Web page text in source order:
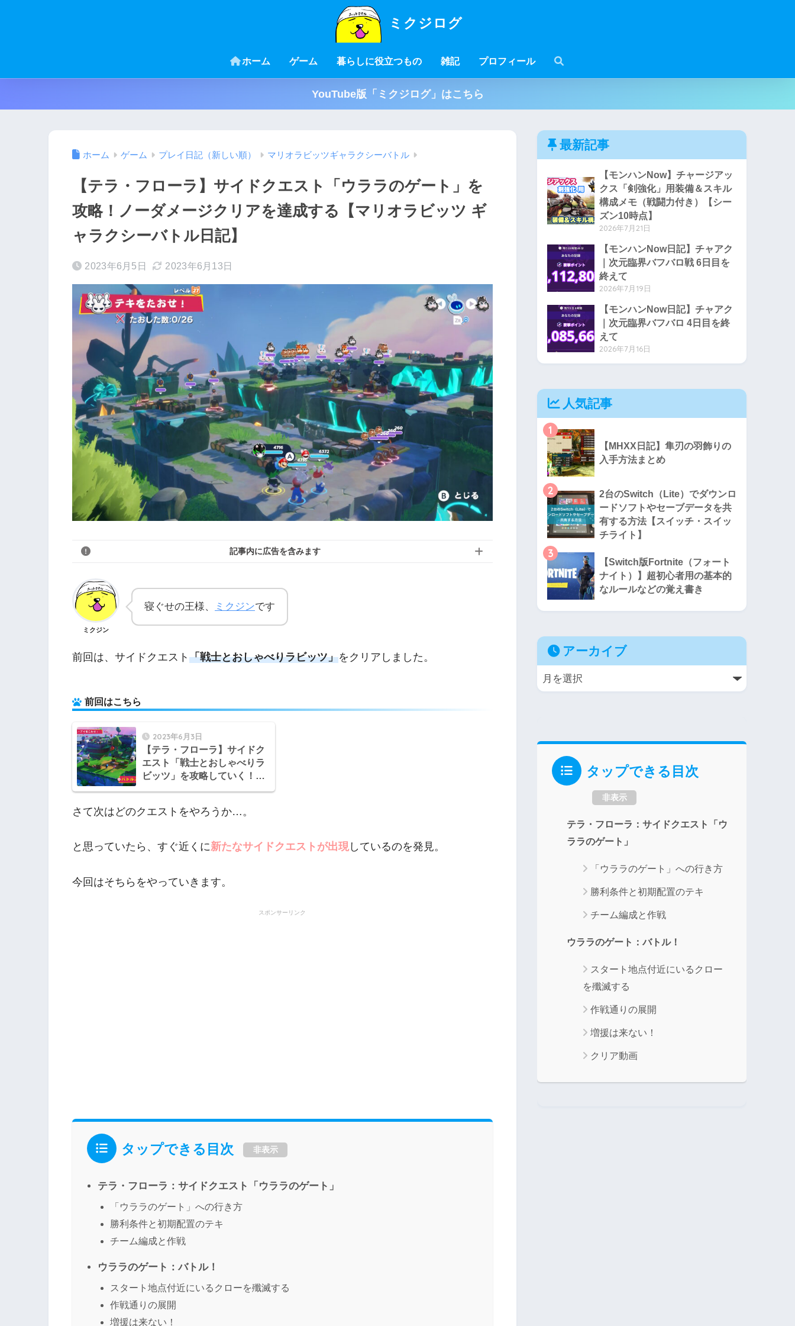
ミクジログ
ホーム ゲーム 暮らしに役立つもの 雑記 プロフィール
YouTube版「ミクジログ」はこちら
ホーム ゲーム プレイ日記（新しい順） マリオラビッツギャラクシーバトル
【テラ・フローラ】サイドクエスト「ウララのゲート」を
攻略！ノーダメージクリアを達成する【マリオラビッツ ギ
ャラクシーバトル日記】
2023年6月5日 2023年6月13日
記事内に広告を含みます
ミクジン
寝ぐせの王様、 ミクジンです
前回は、サイドクエスト 「戦士とおしゃべりラビッツ」をクリアしました。
前回はこちら
2023年6月3日
【テラ・フローラ】サイドク
エスト「戦士とおしゃべりラ
ビッツ」を攻略していく！
さて次はどのクエストをやろうか…。
と思っていたら、すぐ近くに新たなサイドクエストが出現しているのを発見。
今回はそちらをやっていきます。
スポンサーリンク
タップできる目次 非表示
テラ・フローラ：サイドクエスト「ウララのゲート」
「ウララのゲート」への行き方
勝利条件と初期配置のテキ
チーム編成と作戦
ウララのゲート：バトル！
スタート地点付近にいるクローを殲滅する
作戦通りの展開
増援は来ない！
最新記事
【モンハンNow】チャージアッ
クス「剣強化」用装備＆スキル
構成メモ（戦闘力付き）【シー
ズン10時点】
2026年7月21日
【モンハンNow日記】チャアク
｜次元臨界バフバロ戦 6日目を
終えて
2026年7月19日
【モンハンNow日記】チャアク
｜次元臨界バフバロ 4日目を終
えて
2026年7月16日
人気記事
1
【MHXX日記】隼刃の羽飾りの
入手方法まとめ
2
2台のSwitch（Lite）でダウンロ
ードソフトやセーブデータを共
有する方法【スイッチ・スイッ
チライト】
3
【Switch版Fortnite（フォート
ナイト）】超初心者用の基本的
なルールなどの覚え書き
アーカイブ
タップできる目次
非表示
テラ・フローラ：サイドクエスト「ウ
ララのゲート」
「ウララのゲート」への行き方
勝利条件と初期配置のテキ
チーム編成と作戦
ウララのゲート：バトル！
スタート地点付近にいるクロー
を殲滅する
作戦通りの展開
増援は来ない！
クリア動画